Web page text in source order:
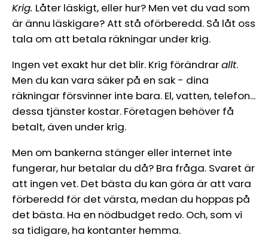
Krig. Låter läskigt, eller hur? Men vet du vad som
är ännu läskigare? Att stå oförberedd. Så låt oss
tala om att betala räkningar under krig.
Ingen vet exakt hur det blir. Krig förändrarallt.
Men du kan vara säker på en sak - dina
räkningar försvinner inte bara. El, vatten, telefon...
dessa tjänster kostar. Företagen behöver få
betalt, även under krig.
Men om bankerna stänger eller internet inte
fungerar, hur betalar du då? Bra fråga. Svaret är
att ingen vet. Det bästa du kan göra är att vara
förberedd för det värsta, medan du hoppas på
det bästa. Ha en nödbudget redo. Och, som vi
sa tidigare, ha kontanter hemma.